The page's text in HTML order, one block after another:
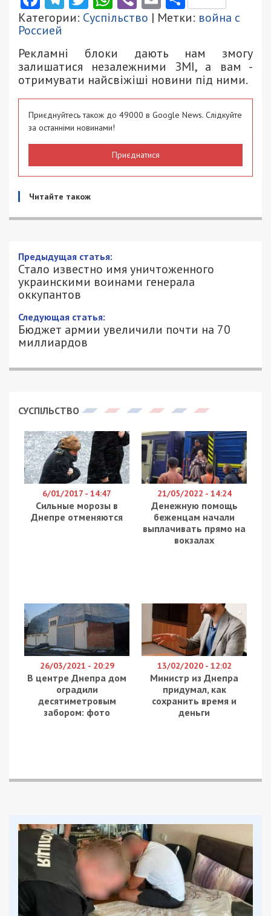
Категории: Суспільство | Метки: война с
Россией
Рекламні блоки дають нам змогу
залишатися незалежними ЗМІ, а вам -
отримувати найсвіжіші новини під ними.
Приєднуйтесь також до 49000 в Google News. Слідкуйте
за останніми новинами!
Приєднатися
Читайте також
Предыдущая статья:
Стало известно имя уничтоженного
украинскими воинами генерала
оккупантов
Следующая статья:
Бюджет армии увеличили почти на 70
миллиардов
СУСПІЛЬСТВО
6/01/2017 - 14:47
Сильные морозы в
Днепре отменяются
21/05/2022 - 14:24
Денежную помощь
беженцам начали
выплачивать прямо на
вокзалах
26/03/2021 - 20:29
В центре Днепра дом
оградили
десятиметровым
забором: фото
13/02/2020 - 12:02
Министр из Днепра
придумал, как
сохранить время и
деньги